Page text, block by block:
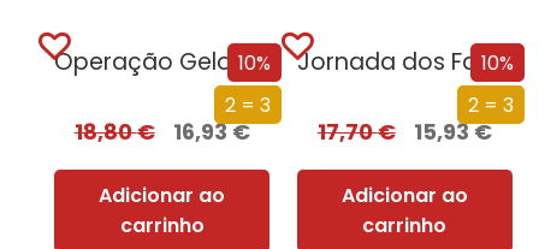
10%
2 = 3
Operação Gelo Permanente
18,80€ 16,93€
Adicionar ao
carrinho
10%
2 = 3
Jornada dos Faraós
17,70€ 15,93€
Adicionar ao
carrinho